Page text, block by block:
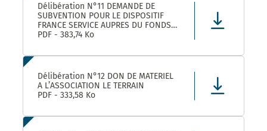
Délibération N°11 DEMANDE DE
SUBVENTION POUR LE DISPOSITIF
FRANCE SERVICE AUPRES DU FONDS
NATIONAL D’AMENAGEMENT ET DE
DU FONDS NATIONAL FRANCE
PDF - 383,74 Ko
Délibération N°12 DON DE MATERIEL
A L’ASSOCIATION LE TERRAIN
PDF - 333,58 Ko